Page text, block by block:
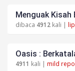
Menguak
dibaca 4912 kali |
Oasis :
4911 kali | mild